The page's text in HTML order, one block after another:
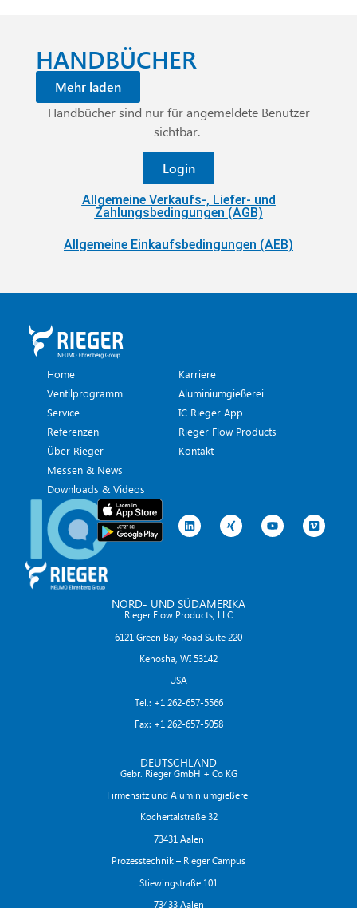
HANDBÜCHER
Mehr laden
Handbücher sind nur für angemeldete Benutzer
sichtbar.
Login
Allgemeine Verkaufs-, Liefer- und
Zahlungsbedingungen (AGB)
Allgemeine Einkaufsbedingungen (AEB)
Home
Ventilprogramm
Service
Referenzen
Über Rieger
Messen & News
Downloads & Videos
Karriere
Aluminiumgießerei
IC Rieger App
Rieger Flow Products
Kontakt
NORD- UND SÜDAMERIKA
Rieger Flow Products, LLC
6121 Green Bay Road Suite 220
Kenosha, WI 53142
USA
Tel.: +1 262-657-5566
Fax: +1 262-657-5058
DEUTSCHLAND
Gebr. Rieger GmbH + Co KG
Firmensitz und Aluminiumgießerei
Kochertalstraße 32
73431 Aalen
Prozesstechnik – Rieger Campus
Stiewingstraße 101
73433 Aalen